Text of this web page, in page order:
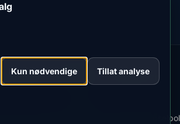
MistyWay·
Lightning
Tracker
·TanPilot·Benzio
Kun nødvendige Tillat analyse